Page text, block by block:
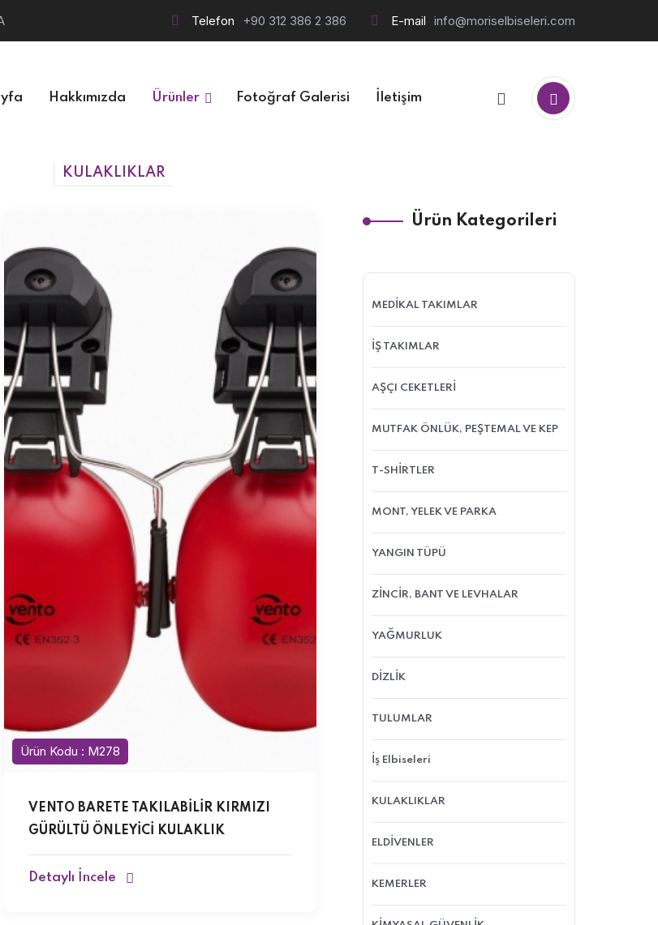
Telefon +90 312 386 2 386 E-mail info@moriselbiseleri.com
Hakkımızda Ürünler Fotoğraf Galerisi İletişim
KULAKLIKLAR
Ürün Kodu : M278
VENTO BARETE TAKILABİLİR KIRMIZI
GÜRÜLTÜ ÖNLEYİCİ KULAKLIK
Detaylı İncele
Ürün Kategorileri
MEDİKAL TAKIMLAR
İŞ TAKIMLAR
AŞÇI CEKETLERİ
MUTFAK ÖNLÜK, PEŞTEMAL VE KEP
T-SHİRTLER
MONT, YELEK VE PARKA
YANGIN TÜPÜ
ZİNCİR, BANT VE LEVHALAR
YAĞMURLUK
DİZLİK
TULUMLAR
İş Elbiseleri
KULAKLIKLAR
ELDİVENLER
KEMERLER